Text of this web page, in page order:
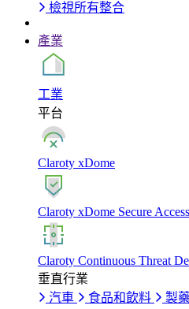
檢視所有整合
產業
工業
平台
Claroty xDome
Claroty xDome Secure Access
Claroty Continuous Threat
垂直行業
汽車
食品和飲料 製